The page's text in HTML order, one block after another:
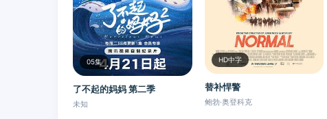
05集
了不起的妈妈 第二季
未知
HD中字
替补悍警
鲍勃·奥登科克